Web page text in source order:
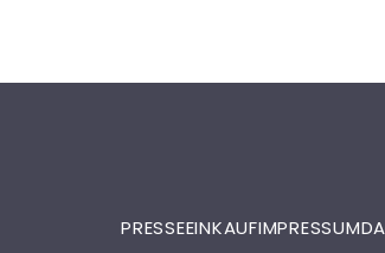
PRESSEEINKAUFIMPRESSUM